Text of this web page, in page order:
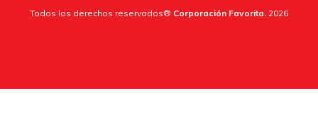
Todos los derechos reservados® Corporación Favorita. 2026